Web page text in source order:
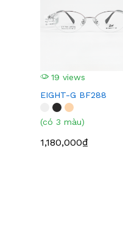
19 views
EIGHT-G BF288
(có 3 màu)
1,180,000₫